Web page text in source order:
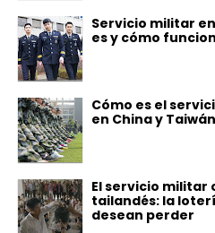
Servicio militar
es y cómo
Cómo es el
en China y Taiwán
El servicio militar
tailandés: la
desean perder